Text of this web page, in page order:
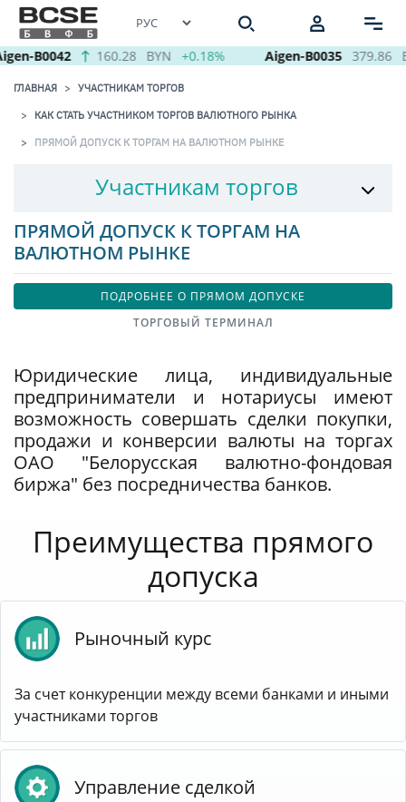
B0042 160.28 BYN +0.18% Aigen-B0035 379.86
ГЛАВНАЯ УЧАСТНИКАМ ТОРГОВ
КАК СТАТЬ УЧАСТНИКОМ ТОРГОВ ВАЛЮТНОГО РЫНКА
ПРЯМОЙ ДОПУСК К ТОРГАМ НА ВАЛЮТНОМ РЫНКЕ
Участникам торгов
ПРЯМОЙ ДОПУСК К ТОРГАМ НА
ВАЛЮТНОМ РЫНКЕ
ПОДРОБНЕЕ О ПРЯМОМ ДОПУСКЕ
ТОРГОВЫЙ ТЕРМИНАЛ
Юридические лица, индивидуальные
предприниматели и нотариусы имеют
возможность совершать сделки покупки,
продажи и конверсии валюты на торгах
ОАО "Белорусская валютно-фондовая
биржа" без посредничества банков.
Преимущества прямого
допуска
Рыночный курс
За счет конкуренции между всеми банками и иными
участниками торгов
Управление сделкой